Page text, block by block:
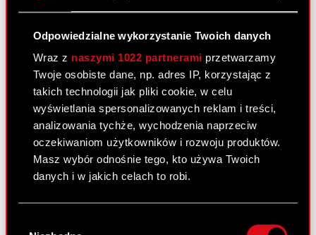
Odpowiedzialne wykorzystanie Twoich danych
Wraz z naszymi 1022 partnerami przetwarzamy
Twoje osobiste dane, np. adres IP, korzystając z
takich technologii jak pliki cookie, w celu
wyświetlania spersonalizowanych reklam i treści,
analizowania tychże, wychodzenia naprzeciw
oczekiwaniom użytkowników i rozwoju produktów.
Masz wybór odnośnie tego, kto używa Twoich
danych i w jakich celach to robi.
23 września 2022
Temat: Ujawnienie stanu posiadania Podstawa
prawna: Art. 70 pkt 1 Ustawy o ofercie – nabycie
lub zbycie znacznego pakietu akcji Zarząd spółki
CD PROJEKT S.A. z siedzibą w Warszawie
(„Spółka”) przekazuje do publicznej wiadomości
Czytaj dalej
Zawiadomienie - 23 września 2022